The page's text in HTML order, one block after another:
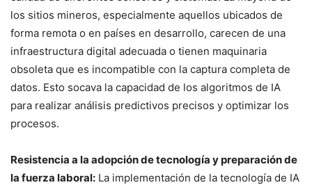
los sitios mineros, especialmente aquellos ubicados de
forma remota o en países en desarrollo, carecen de una
infraestructura digital adecuada o tienen maquinaria
obsoleta que es incompatible con la captura completa de
datos. Esto socava la capacidad de los algoritmos de IA
para realizar análisis predictivos precisos y optimizar los
procesos.
Resistencia a la adopción de tecnología y preparación de
la fuerza laboral: La implementación de la tecnología de IA